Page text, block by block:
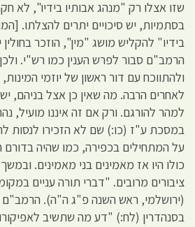
שזו אצלו רק "מנהג אבותיו בידיו", לא
בסתמיות, יש סיכויים יתרים להצלתו.
בידיו" להקליש מושג "מין", הוזכר
הרמב"ם סבור לפרש הענין כמו רש"י.
ולהתווכח עם דור ראשון של יוזמי המינות,
לאחרים הרבה. מה שאין כן אצל בניהם,
למהר להורגם. ורק אם זה איננו מועיל,
במסכת ע"ז (כו:) שם לא הזכירו לנסות
על המתחילים בכפירה, כמו שהיה בדורם
כולו היו אז מאמינים בני מאמינים.
ציבורים מרובים. "דברי תורה עניים
(ירושלמי, ראש השנה פ"ג ה"ה).
בסנהדרין (לח:) "דע מה שתשיב